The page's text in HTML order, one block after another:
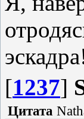
[1237]
Цитата